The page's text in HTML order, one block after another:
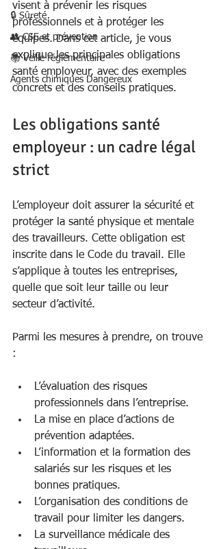
🔒 Sûreté
👥 CSE et prévention
📚 Veille réglementaire
Agents chimiques Dangereux
visent à prévenir les risques
professionnels et à protéger les
équipes. Dans cet article, je vous
explique les principales obligations
santé employeur, avec des exemples
concrets et des conseils pratiques.
Les obligations santé
employeur : un cadre légal
strict
L’employeur doit assurer la sécurité et
protéger la santé physique et mentale
des travailleurs. Cette obligation est
inscrite dans le Code du travail. Elle
s’applique à toutes les entreprises,
quelle que soit leur taille ou leur
secteur d’activité.
Parmi les mesures à prendre, on trouve
:
L’évaluation des risques
professionnels dans l’entreprise.
La mise en place d’actions de
prévention adaptées.
L’information et la formation des
salariés sur les risques et les
bonnes pratiques.
L’organisation des conditions de
travail pour limiter les dangers.
La surveillance médicale des